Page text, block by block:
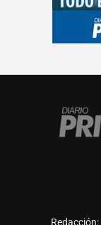
Redacción: